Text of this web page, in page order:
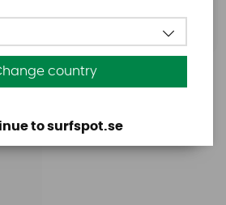
country
to surfspot.se